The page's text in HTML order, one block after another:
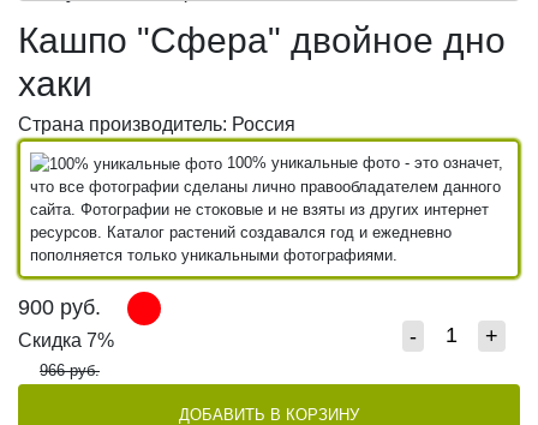
Кашпо "Сфера" двойное дно
хаки
Страна производитель: Россия
100% уникальные фото - это означет,
что все фотографии сделаны лично правообладателем данного
сайта. Фотографии не стоковые и не взяты из других интернет
ресурсов. Каталог растений создавался год и ежедневно
пополняется только уникальными фотографиями.
900 руб.
Скидка 7%
966 руб.
- +
ДОБАВИТЬ В КОРЗИНУ